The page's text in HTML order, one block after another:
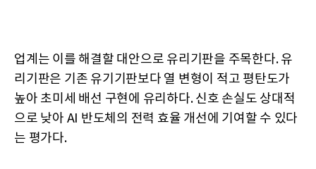
업계는 이를 해결할 대안으로 유리기판을 주목한다. 유
리기판은 기존 유기기판보다 열 변형이 적고 평탄도가
높아 초미세 배선 구현에 유리하다. 신호 손실도 상대적
으로 낮아 AI 반도체의 전력 효율 개선에 기여할 수 있다
는 평가다.